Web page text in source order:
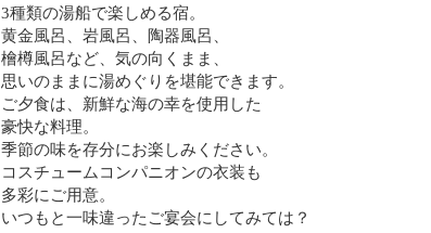
3種類の湯船で楽しめる宿。
黄金風呂、岩風呂、陶器風呂、
檜樽風呂など、気の向くまま、
思いのままに湯めぐりを堪能できます。
ご夕食は、新鮮な海の幸を使用した
豪快な料理。
季節の味を存分にお楽しみください。
コスチュームコンパニオンの衣装も
多彩にご用意。
いつもと一味違ったご宴会にしてみては？